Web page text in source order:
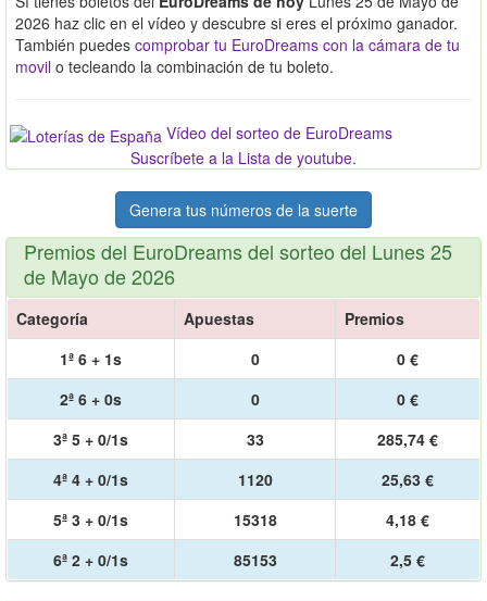
2026 haz clic en el vídeo y descubre si eres el próximo ganador.
También puedes comprobar tu EuroDreams con la cámara de tu
movil o tecleando la combinación de tu boleto.
Vídeo del sorteo de EuroDreams
Suscríbete a la Lista de youtube.
Genera tus números de la suerte
Premios del EuroDreams del sorteo del Lunes 25
de Mayo de 2026
Categoría Apuestas
Premios
1ª 6 + 1s
0
0 €
2ª 6 + 0s
0
0 €
3ª 5 + 0/1s
33
285,74 €
4ª 4 + 0/1s
1120
25,63 €
5ª 3 + 0/1s
15318
4,18 €
6ª 2 + 0/1s
85153 2,5 €